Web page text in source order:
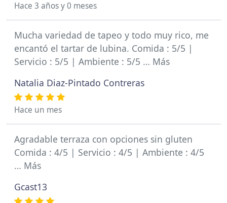
Hace 3 años y 0 meses
Mucha variedad de tapeo y todo muy rico, me
encantó el tartar de lubina. Comida : 5/5 |
Servicio : 5/5 | Ambiente : 5/5 … Más
Natalia Diaz-Pintado Contreras
Hace un mes
Agradable terraza con opciones sin gluten
Comida : 4/5 | Servicio : 4/5 | Ambiente : 4/5
… Más
Gcast13